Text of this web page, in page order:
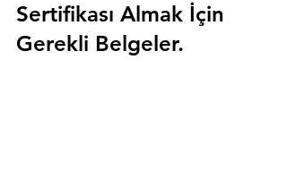
Sertifikası Almak İçin
Gerekli Belgeler.